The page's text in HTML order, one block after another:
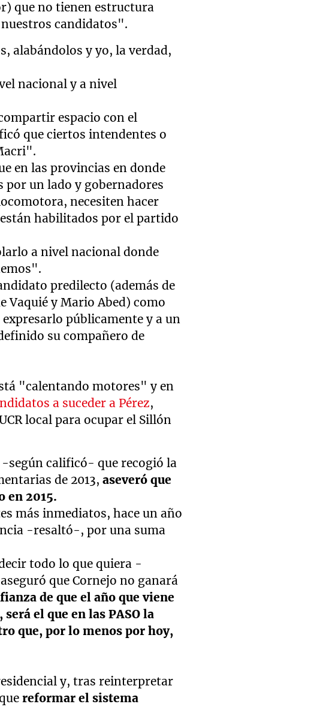
que no tienen estructura
candidatos".
alabándolos y yo, la verdad,
nacional y a nivel
espacio con el
que ciertos intendentes o
en las provincias en donde
por un lado y gobernadores
necesiten hacer
habilitados por el partido
a nivel nacional donde
predilecto (además de
Vaquié y Mario Abed) como
públicamente y a un
su compañero de
"calentando motores" y en
a suceder a Pérez,
local para ocupar el Sillón
según calificó- que recogió la
de 2013,aseveró que
en 2015.
más inmediatos, hace un año
-resaltó-, por una suma
todo lo que quiera -
que Cornejo no ganará
de que el año que viene
el que en las PASO la
que, por lo menos por hoy,
y, tras reinterpretar
reformar el sistema